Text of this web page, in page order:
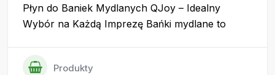
Płyn do Baniek Mydlanych QJoy – Idealny
Wybór na Każdą Imprezę Bańki mydlane to
Produkty